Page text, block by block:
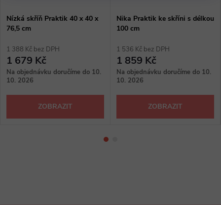
Nízká skříň Praktik 40 x 40 x
76,5 cm
1 388 Kč bez DPH
1 679 Kč
Na objednávku doručíme do 10.
10. 2026
ZOBRAZIT
Nika Praktik ke skříni s délkou
100 cm
1 536 Kč bez DPH
1 859 Kč
Na objednávku doručíme do 10.
10. 2026
ZOBRAZIT